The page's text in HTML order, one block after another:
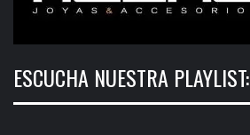
ESCUCHA NUESTRA PLAYLIST: